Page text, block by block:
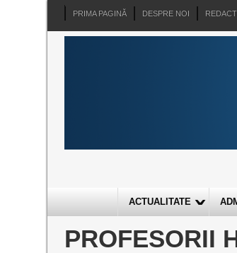
PRIMA PAGINĂ DESPRE NOI
ACTUALITATE
PROFESORII